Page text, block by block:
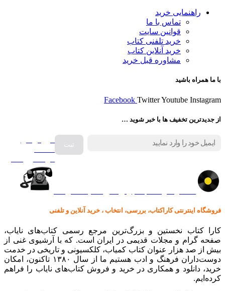
راهنمایی خرید
تماس با ما
قوانین سایت
خرید تلفنی کتاب
خرید آنلاین کتاب
مشاوره قبل خرید
با ما همراه باشید
Facebook TwitterYoutube Instagram
از جدیدترین تخفیف ها با خبر شوید …
فروش انواع
فروشگاه اینترنتی کاراکتاب، بررسی، انتخاب ، خرید آنلاین و تلفنی
کارا کتاب نخستین و بزرگ‌ترین مرجع رسمی کتاب‌های نایاب،
صفحه گرام و مجلات قدیمی در ایران است. که با آرشیوی غنی از
بیش از صد هزار عنوان کتاب کمیاب، کلکسیونی و تاریخی در خدمت
دوست‌داران فرهنگ و ادب هستیم ما از سال ۱۳۸۰ تاکنون، امکان
خرید، دانلود و همکاری در خرید و فروش کتاب‌های نایاب را فراهم
کرده‌ایم.